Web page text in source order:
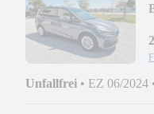
Unfallfrei • EZ 06/2024